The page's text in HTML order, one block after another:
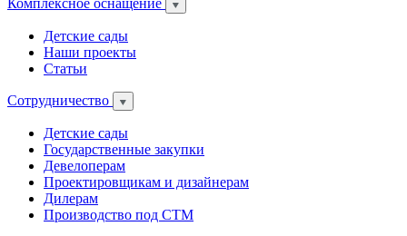
Комплексное оснащение
Детские сады
Наши проекты
Статьи
Сотрудничество
Детские сады
Государственные закупки
Девелоперам
Проектировщикам и дизайнерам
Дилерам
Производство под СТМ